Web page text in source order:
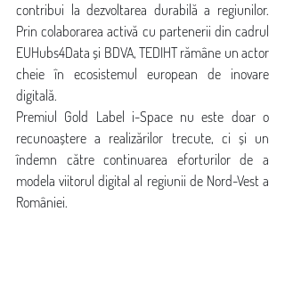
contribui la dezvoltarea durabilă a regiunilor.
Prin colaborarea activă cu partenerii din cadrul
EUHubs4Data și BDVA, TEDIHT rămâne un actor
cheie în ecosistemul european de inovare
digitală.
Premiul Gold Label i-Space nu este doar o
recunoaștere a realizărilor trecute, ci și un
îndemn către continuarea eforturilor de a
modela viitorul digital al regiunii de Nord-Vest a
României.